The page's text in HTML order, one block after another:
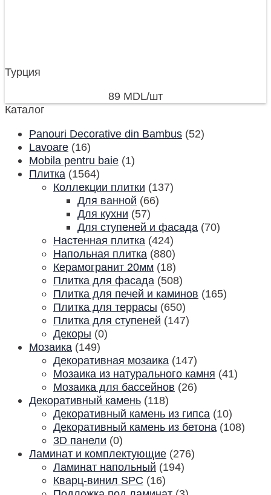
Турция
89 MDL/шт
Каталог
Panouri Decorative din Bambus (52)
Lavoare (16)
Mobila pentru baie (1)
Плитка (1564)
Коллекции плитки (137)
Для ванной (66)
Для кухни (57)
Для ступеней и фасада (70)
Настенная плитка (424)
Напольная плитка (880)
Керамогранит 20мм (18)
Плитка для фасада (508)
Плитка для печей и каминов (165)
Плитка для террасы (650)
Плитка для ступеней (147)
Декоры (0)
Мозаика (149)
Декоративная мозаика (147)
Мозаика из натурального камня (41)
Мозаика для бассейнов (26)
Декоративный камень (118)
Декоративный камень из гипса (10)
Декоративный камень из бетона (108)
3D панели (0)
Ламинат и комплектующие (276)
Ламинат напольный (194)
Кварц-винил SPC (16)